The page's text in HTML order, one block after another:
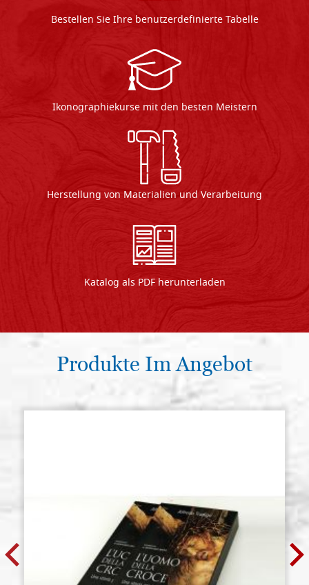
Bestellen Sie Ihre benutzerdefinierte Tabelle
Ikonographiekurse mit den besten Meistern
Herstellung von Materialien und Verarbeitung
Katalog als PDF herunterladen
Produkte Im Angebot